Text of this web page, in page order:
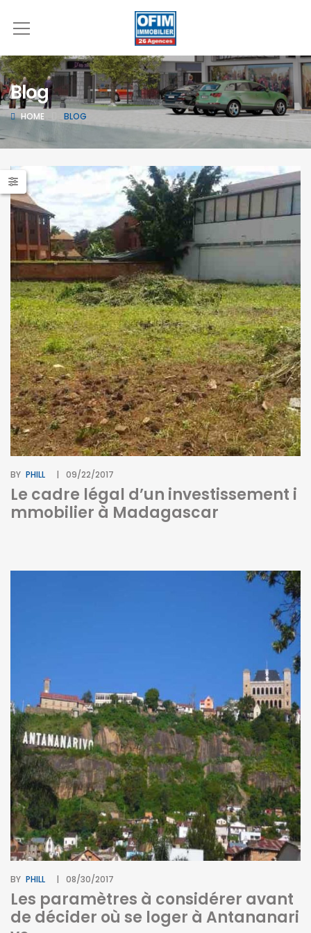
Blog
HOME BLOG
BY PHILL 09/22/2017
Le cadre légal d’un investissement i
mmobilier à Madagascar
BY PHILL 08/30/2017
Les paramètres à considérer avant
de décider où se loger à Antananari